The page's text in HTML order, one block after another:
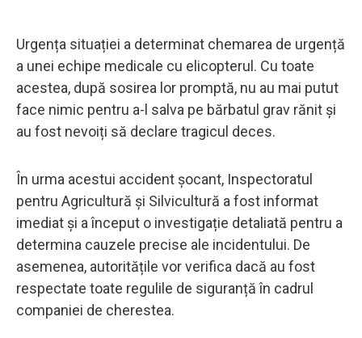
Urgența situației a determinat chemarea de urgență
a unei echipe medicale cu elicopterul. Cu toate
acestea, după sosirea lor promptă, nu au mai putut
face nimic pentru a-l salva pe bărbatul grav rănit și
au fost nevoiți să declare tragicul deces.
În urma acestui accident șocant, Inspectoratul
pentru Agricultură și Silvicultură a fost informat
imediat și a început o investigație detaliată pentru a
determina cauzele precise ale incidentului. De
asemenea, autoritățile vor verifica dacă au fost
respectate toate regulile de siguranță în cadrul
companiei de cherestea.